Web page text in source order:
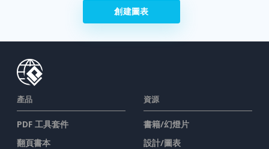
創建圖表
產品
PDF 工具套件
翻頁書本
資源
書籍/幻燈片
設計/圖表